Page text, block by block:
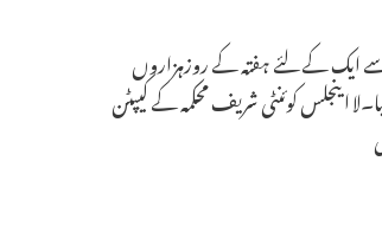
ایک کے لئے ہفتہ کے روزہزاروں
اینجلس کوئنٹی شریف محکمہ کے کیپٹن